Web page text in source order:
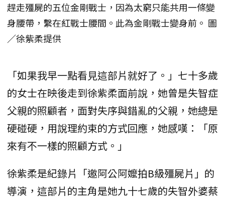
趕走殭屍的五位金剛戰士，因為太窮只能共用一條變
身腰帶，繫在紅戰士腰間。此為金剛戰士變身前。 圖
／徐紫柔提供
「如果我早一點看見這部片就好了。」七十多歲
的女士在映後走到徐紫柔面前說，她曾是失智症
父親的照顧者，面對失序與錯亂的父親，她總是
硬碰硬，用說理約束的方式回應，她感嘆：「原
來有不一樣的照顧方式。」
徐紫柔是紀錄片「邀阿公阿嬤拍B級殭屍片」的
導演，這部片的主角是她九十七歲的失智外婆蔡